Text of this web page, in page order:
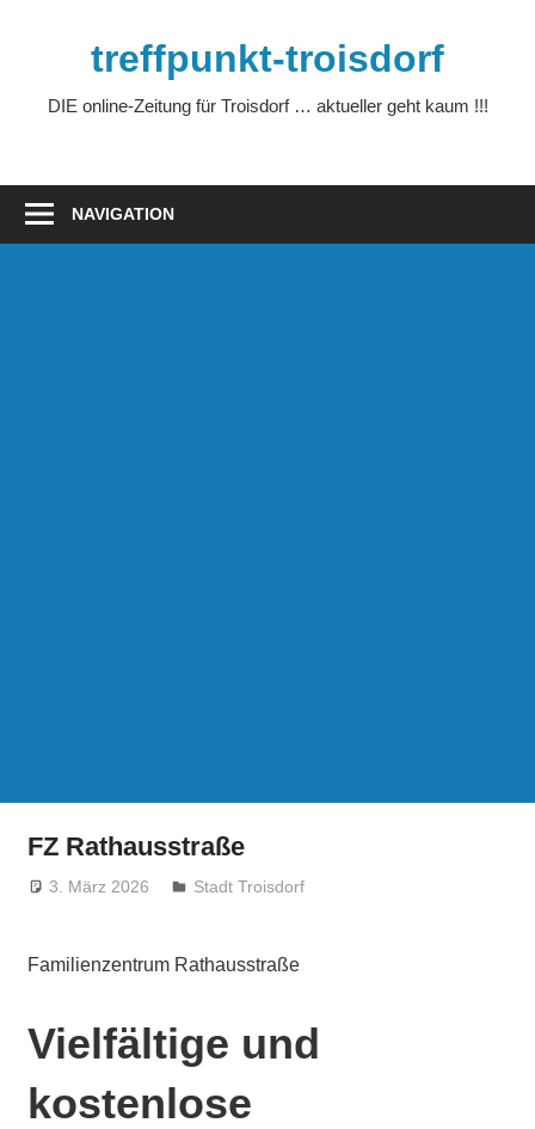
treffpunkt-troisdorf
DIE online-Zeitung für Troisdorf … aktueller geht kaum !!!
NAVIGATION
FZ Rathausstraße
3. März 2026 treffpunkt
Stadt Troisdorf
Familienzentrum Rathausstraße
Vielfältige und
kostenlose